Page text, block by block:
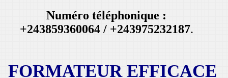
Numéro téléphonique :
+243859360064 / +243975232187.
FORMATEUR EFFICACE